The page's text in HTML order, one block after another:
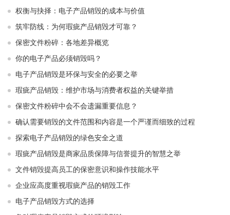
权衡与抉择：电子产品销毁的成本与价值
筑牢防线：为何瑕疵产品销毁才可靠？
保密文件粉碎：各地差异概览
你的电子产品必须销毁吗？
电子产品销毁是环保与安全的必要之举​ ​
瑕疵产品销毁：维护市场与消费者权益的关键举措​ ​
保密文件粉碎中会不会遗漏重要信息？
确认需要销毁的文件范围和内容是一个严谨而细致的过程
探索电子产品销毁的绿色安全之道
瑕疵产品销毁是商家品质保障与信誉提升的智慧之举
文件销毁提高员工的保密意识和操作技能水平
企业应高度重视瑕疵产品的销毁工作
电子产品销毁方式的选择